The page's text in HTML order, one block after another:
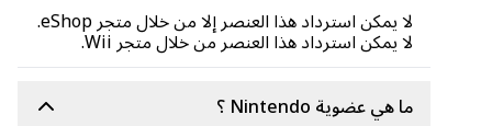
لا يمكن استرداد هذا العنصر إلا من خلال متجر eShop.
لا يمكن استرداد هذا العنصر من خلال متجر Wii.
ما هي عضوية Nintendo ؟